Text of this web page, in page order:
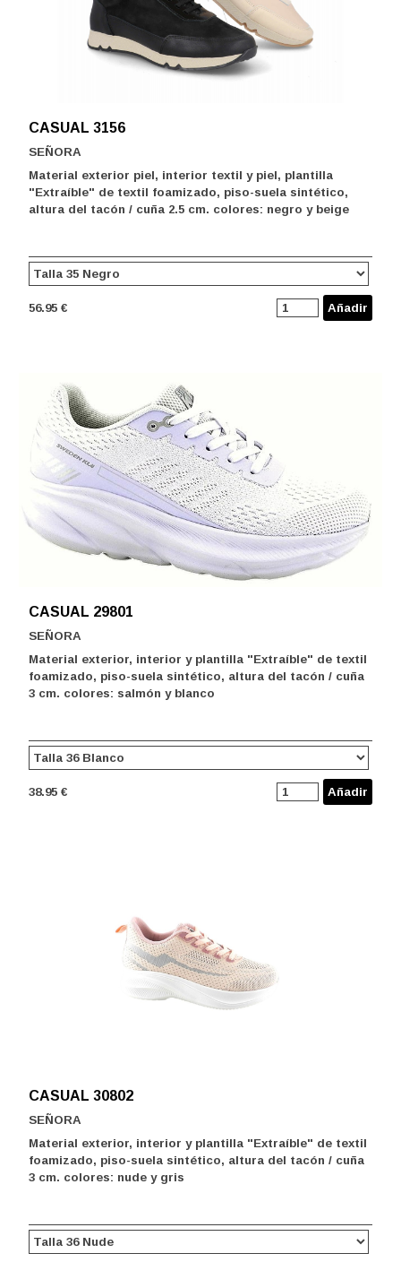
CASUAL 3156
SEÑORA
Material exterior piel, interior textil y piel, plantilla
"Extraíble" de textil foamizado, piso-suela sintético,
altura del tacón / cuña 2.5 cm. colores: negro y beige
56.95 € Añadir
CASUAL 29801
SEÑORA
Material exterior, interior y plantilla "Extraíble" de textil
foamizado, piso-suela sintético, altura del tacón / cuña
3 cm. colores: salmón y blanco
38.95 € Añadir
CASUAL 30802
SEÑORA
Material exterior, interior y plantilla "Extraíble" de textil
foamizado, piso-suela sintético, altura del tacón / cuña
3 cm. colores: nude y gris